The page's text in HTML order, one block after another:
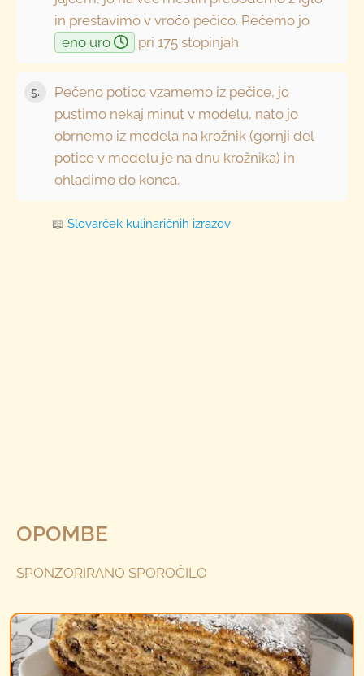
in prestavimo v vročo pečico. Pečemo jo
eno uro
pri 175 stopinjah.
5.
Pečeno potico vzamemo iz pečice, jo
pustimo nekaj minut v modelu, nato jo
obrnemo iz modela na krožnik (gornji del
potice v modelu je na dnu krožnika) in
ohladimo do konca.
📖Slovarček kulinaričnih izrazov
OPOMBE
SPONZORIRANO SPOROČILO